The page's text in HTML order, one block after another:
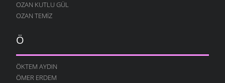
OZAN KUTLU GÜL
OZAN TEMIZ
Ö
ÖKTEM AYDIN
ÖMER ERDEM